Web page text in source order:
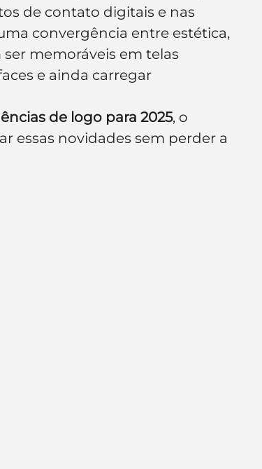
Branding
de contato digitais e nas
convergência entre estética,
memoráveis em telas
e ainda carregar
de logo para 2025, o
essas novidades sem perder a